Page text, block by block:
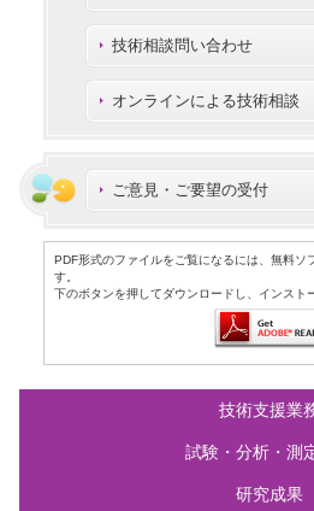
技術相談問い合わせ
オンラインによる技術相談
ご意見・ご要望の受付
PDF形式のファイルをご覧になるには、無料
す。
下のボタンを押してダウンロードし、インスト
技術支援業
試験・分析・測
研究成果